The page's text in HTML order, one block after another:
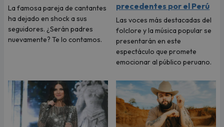
La famosa pareja de cantantes
ha dejado en shock a sus
seguidores. ¿Serán padres
nuevamente? Te lo contamos.
precedentes por el Perú
Las voces más destacadas del
folclore y la música popular se
presentarán en este
espectáculo que promete
emocionar al público peruano.